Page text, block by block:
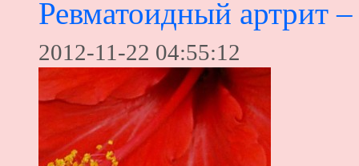
Ревматоидный артрит –
2012-11-22 04:55:12